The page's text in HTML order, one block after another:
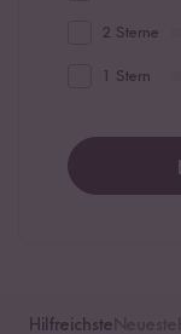
2 Sterne
1 Stern
Hilfreichste